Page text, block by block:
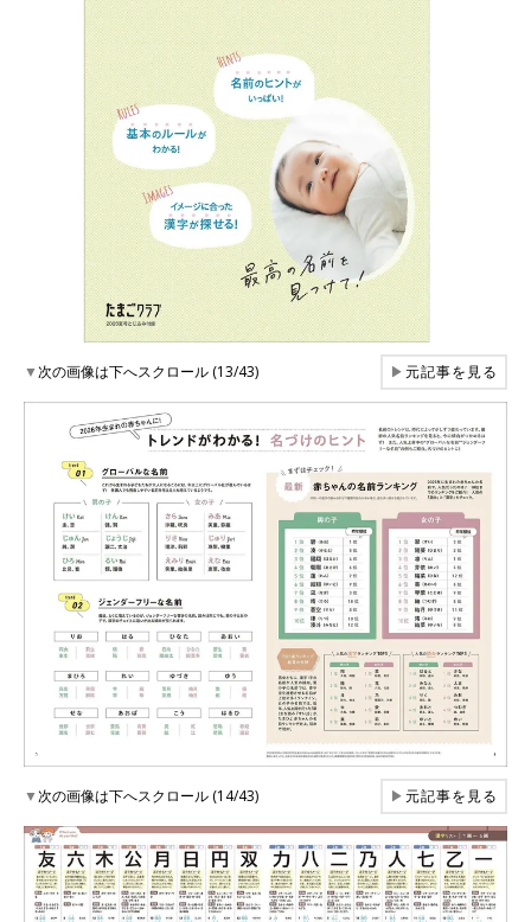
▼次の画像は下へスクロール (13/43) ▶元記事を見る
▼次の画像は下へスクロール (14/43) ▶元記事を見る